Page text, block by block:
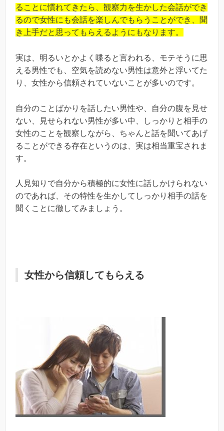
ることに慣れてきたら、観察力を生かした会話ができ
るので女性にも会話を楽しんでもらうことができ、聞
き上手だと思ってもらえるようにもなります。
実は、明るいとかよく喋ると言われる、モテそうに思
える男性でも、空気を読めない男性は意外と浮いてた
り、女性から信頼されていないことが多いのです。
自分のことばかりを話したい男性や、自分の腹を見せ
ない、見せられない男性が多い中、しっかりと相手の
女性のことを観察しながら、ちゃんと話を聞いてあげ
ることができる存在というのは、実は相当重宝されま
す。
人見知りで自分から積極的に女性に話しかけられない
のであれば、その特性を生かしてしっかり相手の話を
聞くことに徹してみましょう。
女性から信頼してもらえる